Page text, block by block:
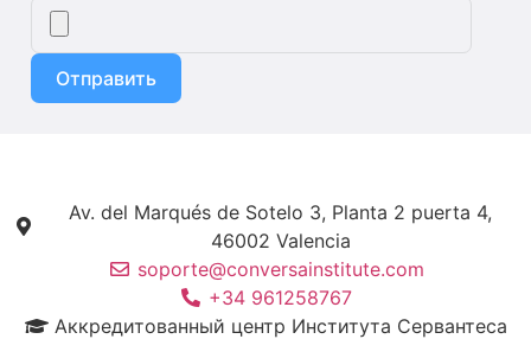
Отправить
Av. del Marqués de Sotelo 3, Planta 2 puerta 4,
46002 Valencia
soporte@conversainstitute.com
+34 961258767
Аккредитованный центр Института Сервантеса